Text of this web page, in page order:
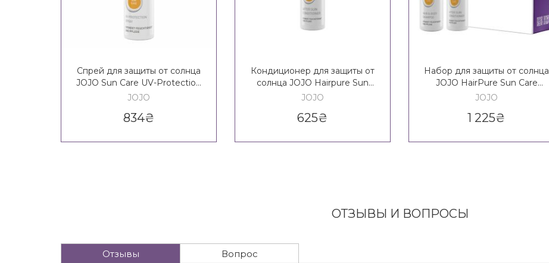
Спрей для защиты от солнца
JOJO Sun Care UV-Protection
Spray
JOJO
834₴
Кондиционер для защиты от
солнца JOJO Hairpure Sun
Care Hair&Body Conditioner
JOJO
625₴
Набор для защиты от солнца
JOJO HairPure Sun Care
Hair&Body Set
JOJO
1 225₴
ОТЗЫВЫ И ВОПРОСЫ
Отзывы Вопрос